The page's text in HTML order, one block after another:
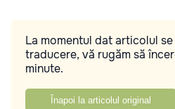
La momentul dat articolul
traducere, vă rugăm să
minute.
Înapoi la articolul original